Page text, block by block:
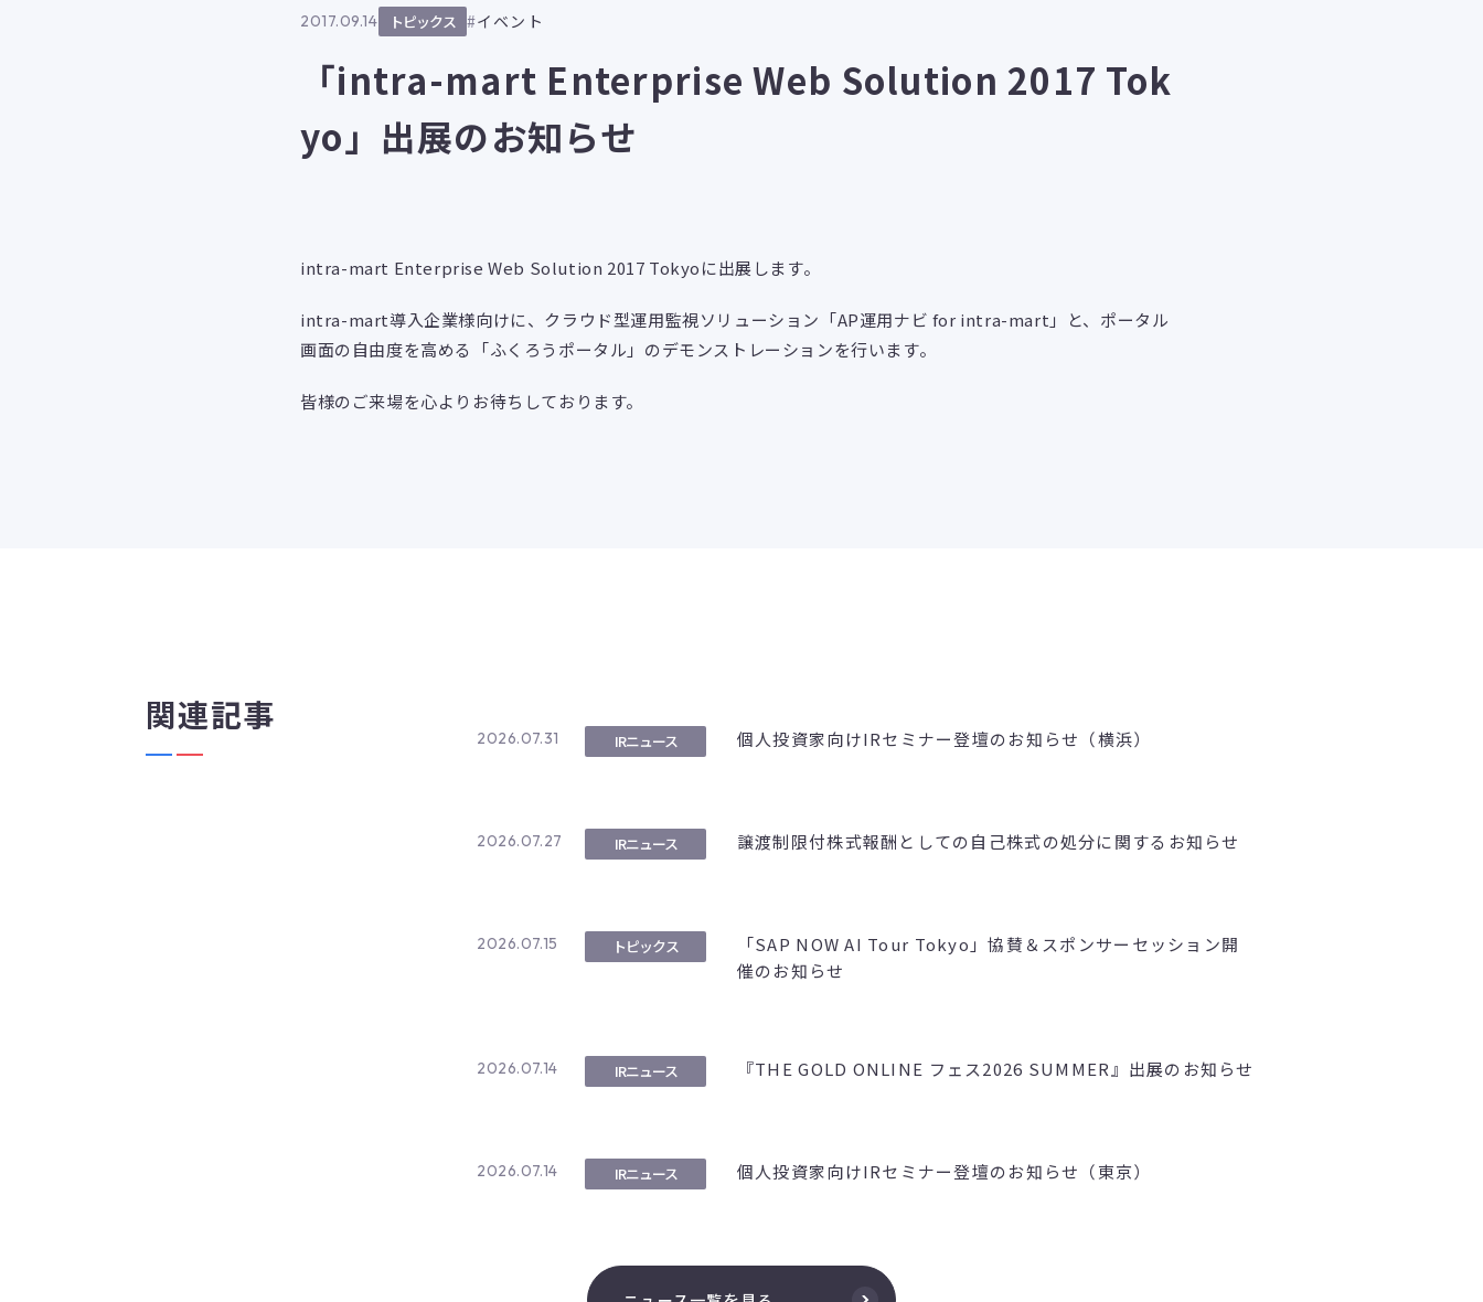
2017.09.14 トピックス イベント
「intra-mart Enterprise Web Solution 2017 Tok
yo」出展のお知らせ
intra-mart Enterprise Web Solution 2017 Tokyoに出展します。
intra-mart導入企業様向けに、クラウド型運用監視ソリューション「AP運用ナビ for intra-mart」と、ポータル
画面の自由度を高める「ふくろうポータル」のデモンストレーションを行います。
皆様のご来場を心よりお待ちしております。
関連記事
2026.07.31 IRニュース 個人投資家向けIRセミナー登壇のお知らせ（横浜）
2026.07.27 IRニュース 譲渡制限付株式報酬としての自己株式の処分に関するお知らせ
2026.07.15 トピックス
「SAP NOW AI Tour Tokyo」協賛＆スポンサーセッション開
催のお知らせ
2026.07.14 IRニュース 『THE GOLD ONLINE フェス2026 SUMMER』出展のお知らせ
2026.07.14 IRニュース 個人投資家向けIRセミナー登壇のお知らせ（東京）